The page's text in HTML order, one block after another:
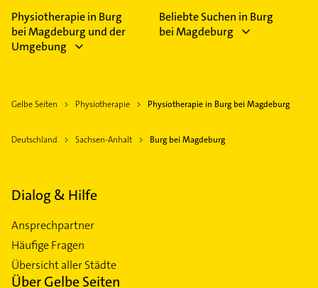
Physiotherapie in Burg
bei Magdeburg und der
Umgebung
Beliebte Suchen in Burg
bei Magdeburg
Gelbe Seiten Physiotherapie Physiotherapie in Burg bei Magdeburg
Deutschland Sachsen-Anhalt Burg bei Magdeburg
Dialog & Hilfe
Ansprechpartner
Häufige Fragen
Übersicht aller Städte
Über Gelbe Seiten